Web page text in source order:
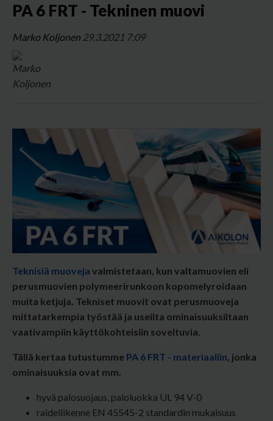
PA 6 FRT - Tekninen muovi
Marko Koljonen 29.3.2021 7:09
Teknisiä muoveja valmistetaan, kun valtamuovien eli
perusmuovien polymeerirunkoon kopomelyroidaan
muita ketjuja. Tekniset muovit ovat perusmuoveja
mittatarkempia työstää ja useilta ominaisuuksiltaan
vaativampiin käyttökohteisiin soveltuvia.
Tällä kertaa tutustumme PA 6 FRT - materiaaliin, jonka
ominaisuuksia ovat mm.
hyvä palosuojaus, paloluokka UL 94 V-0
raideliikenne EN 45545-2 standardin mukaisuus